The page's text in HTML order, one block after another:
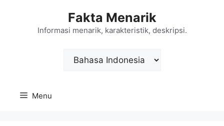
Fakta Menarik
Informasi menarik, karakteristik, deskripsi.
Choose
Menu